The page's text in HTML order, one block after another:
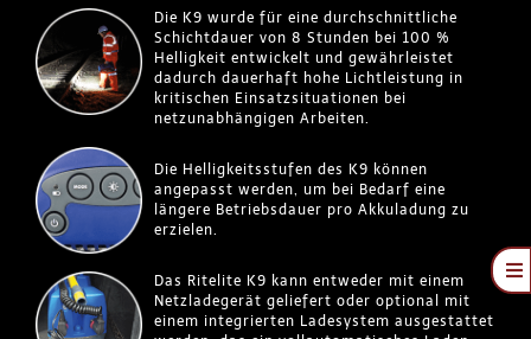
Die K9 wurde für eine durchschnittliche
Schichtdauer von 8 Stunden bei 100 %
Helligkeit entwickelt und gewährleistet
dadurch dauerhaft hohe Lichtleistung in
kritischen Einsatzsituationen bei
netzunabhängigen Arbeiten.
Die Helligkeitsstufen des K9 können
angepasst werden, um bei Bedarf eine
längere Betriebsdauer pro Akkuladung zu
erzielen.
Das Ritelite K9 kann entweder mit einem
Netzladegerät geliefert oder optional mit
einem integrierten Ladesystem ausgestattet
Angebot